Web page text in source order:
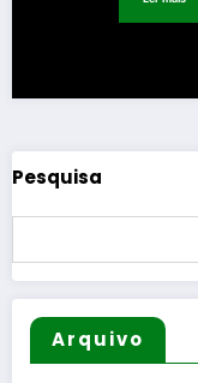
Pesquisa
Arquivo